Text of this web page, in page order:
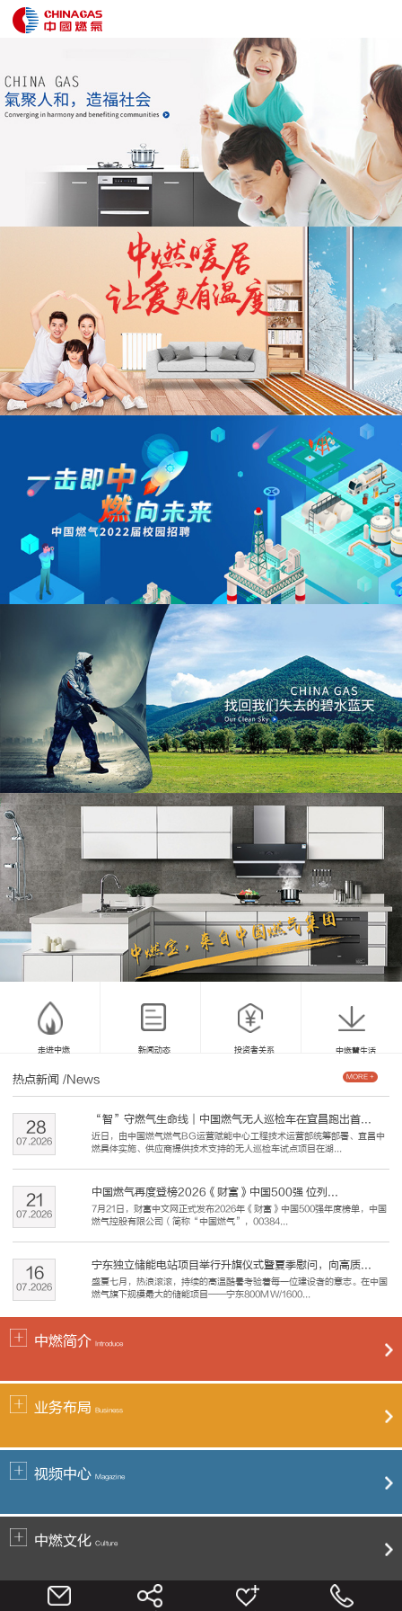
走进中燃 新闻动态 投资者关系 中燃慧生活
热点新闻 /News
“智”守燃气生命线｜中国燃气无人巡检车在宜昌跑出首...
近日，由中国燃气燃气BG运营赋能中心工程技术运营部统筹部署、宜昌中
燃具体实施、供应商提供技术支持的无人巡检车试点项目在湖...
07.2026
28
中国燃气再度登榜2026《财富》中国500强 位列...
7月21日，财富中文网正式发布2026年《财富》中国500强年度榜单，中国
燃气控股有限公司（简称“中国燃气”，00384...
07.2026
21
宁东独立储能电站项目举行升旗仪式暨夏季慰问，向高质...
盛夏七月，热浪滚滚，持续的高温酷暑考验着每一位建设者的意志。在中国
燃气旗下规模最大的储能项目——宁东800MW/1600...
07.2026
16
MORE +
中燃简介 Introduce
业务布局 Business
视频中心 Magazine
中燃文化 Culture